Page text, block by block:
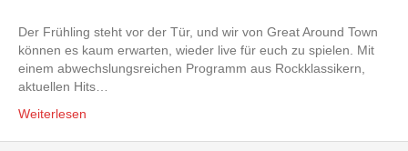
Der Frühling steht vor der Tür, und wir von Great Around Town
können es kaum erwarten, wieder live für euch zu spielen. Mit
einem abwechslungsreichen Programm aus Rockklassikern,
aktuellen Hits…
Weiterlesen